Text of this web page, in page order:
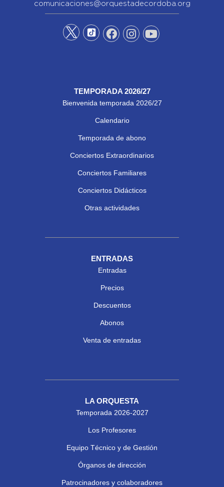
comunicaciones@orquestadecordoba.org
TEMPORADA 2026/27
Bienvenida temporada 2026/27
Calendario
Temporada de abono
Conciertos Extraordinarios
Conciertos Familiares
Conciertos Didácticos
Otras actividades
ENTRADAS
Entradas
Precios
Descuentos
Abonos
Venta de entradas
LA ORQUESTA
Temporada 2026-2027
Los Profesores
Equipo Técnico y de Gestión
Órganos de dirección
Patrocinadores y colaboradores